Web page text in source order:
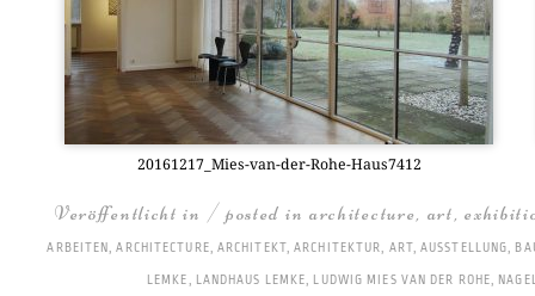
20161217_­Mies-van-der-Rohe-Haus7412
Veröffentlicht in / posted in architecture, art,
ARBEITEN,ARCHITECTURE, ARCHITEKT,ARCHITEKTUR, ART,AUSSTELLUNG,
LEMKE, LANDHAUS LEMKE, LUDWIG MIES VAN DER ROHE,